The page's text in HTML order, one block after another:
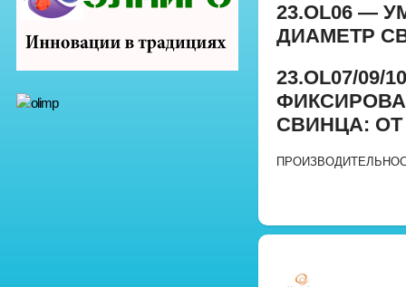
23.OL06 —
ДИАМЕТР
23.OL07/
СВИНЦА: ОТ